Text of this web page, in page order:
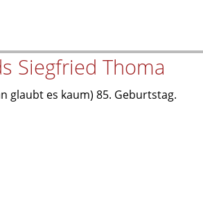
Siegfried Thoma
glaubt es kaum) 85. Geburtstag.